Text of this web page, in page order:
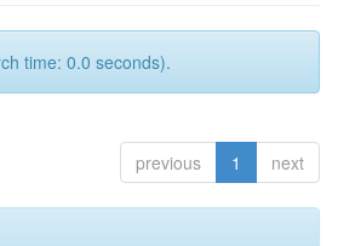
time: 0.0 seconds).
previous 1 next